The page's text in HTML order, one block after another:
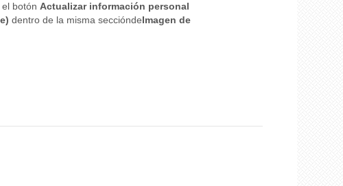
botón Actualizar información personal
) dentro de la misma seccióndeImagen de